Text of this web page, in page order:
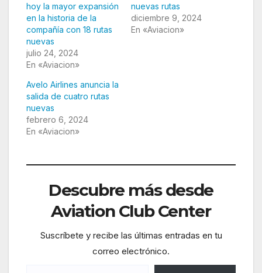
hoy la mayor expansión
en la historia de la
compañía con 18 rutas
nuevas
julio 24, 2024
En «Aviacion»
nuevas rutas
diciembre 9, 2024
En «Aviacion»
Avelo Airlines anuncia la
salida de cuatro rutas
nuevas
febrero 6, 2024
En «Aviacion»
Descubre más desde
Aviation Club Center
Suscríbete y recibe las últimas entradas en tu
correo electrónico.